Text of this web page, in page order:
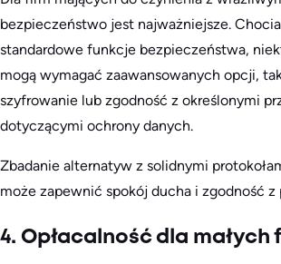
bezpieczeństwo jest najważniejsze.
standardowe funkcje bezpieczeństwa,
mogą wymagać zaawansowanych opcji,
szyfrowanie lub zgodność z określonymi
dotyczącymi ochrony danych.
Zbadanie alternatyw z solidnymi
może zapewnić spokój ducha i zgodność z
4. Opłacalność dla małych